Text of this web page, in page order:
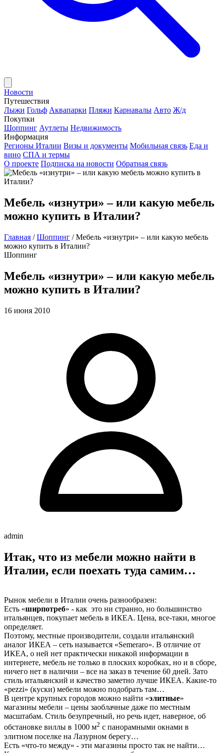
Новости
Путешествия
Лыжи Гольф Аквапарки Пляжи Карнавалы Авто Ж/д
Покупки
Шоппинг Аутлеты Недвижимость
Информация
Регионы Италии Визы и документы Мобильная связь Еда и
вино СПА и термы
О проекте Подписка на новости Обратная связь
Мебель «изнутри» – или какую мебель
можно купить в Италии?
Главная / Шоппинг / Мебель «изнутри» – или какую мебель
можно купить в Италии?
Шоппинг
Мебель «изнутри» – или какую мебель
можно купить в Италии?
16 июня 2010
admin
Итак, что из мебели можно найти в
Италии, если поехать туда самим…
Рынок мебели в Италии очень разнообразен:
Есть «ширпотреб» - как это ни странно, но большинство
итальянцев, покупает мебель в ИКЕА. Цена, все-таки, многое
определяет.
Поэтому, местные производители, создали итальянский
аналог ИКЕА – сеть называется «Semeraro». В отличие от
ИКЕА, о ней нет практически никакой информации в
интернете, мебель не только в плоских коробках, но и в сборе,
ничего нет в наличии – все на заказ в течение 60 дней. Зато
стиль итальянский и качество заметно лучше ИКЕА. Какие-то
«pezzi» (куски) мебели можно подобрать там…
В центре крупных городов можно найти «элитные»
магазины мебели – цены заоблачные даже по местным
масштабам. Стиль безупречный, но речь идет, наверное, об
обстановке виллы в 1000 м2 с панорамными окнами в
элитном поселке на Лазурном берегу…
Есть «что-то между» - эти магазины просто так не найти…